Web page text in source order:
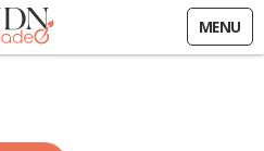
MENU